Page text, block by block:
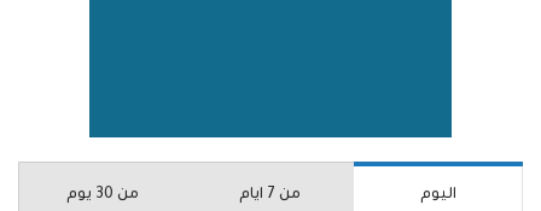
اليوم من 7 ايام من 30 يوم